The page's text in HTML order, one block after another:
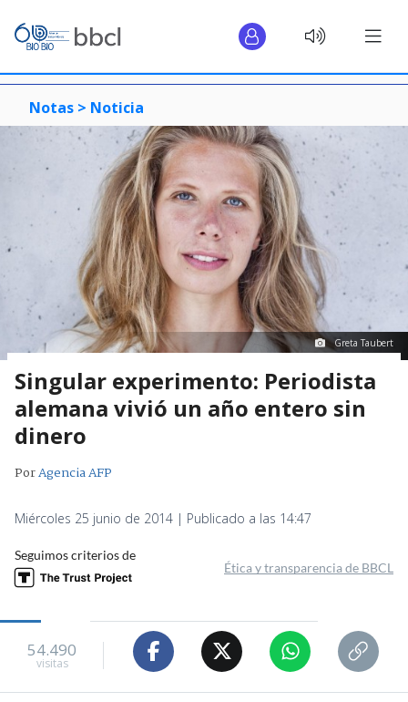
Notas > Noticia
Greta Taubert
Singular experimento: Periodista
alemana vivió un año entero sin
dinero
PorAgencia AFP
Miércoles 25 junio de 2014 | Publicado a las 14:47
Seguimos criterios de
Ética y transparencia de BBCL
54.490
visitas